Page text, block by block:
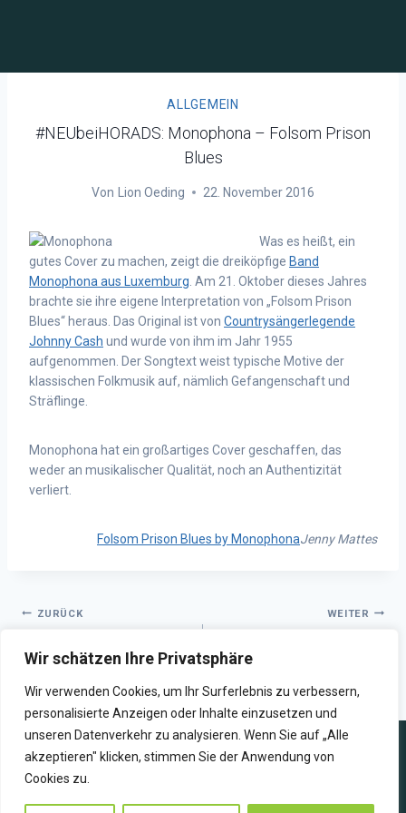
Wir schätzen Ihre Privatsphäre
Wir verwenden Cookies, um Ihr Surferlebnis zu verbessern,
personalisierte Anzeigen oder Inhalte einzusetzen und
unseren Datenverkehr zu analysieren. Wenn Sie auf „Alle
akzeptieren" klicken, stimmen Sie der Anwendung von
Cookies zu.
ALLGEMEIN
#NEUbeiHORADS: Monophona – Folsom Prison
Blues
Von Lion Oeding 22. November 2016
Was es heißt, ein
gutes Cover zu machen, zeigt die dreiköpfige Band
Monophona aus Luxemburg . Am 21. Oktober dieses Jahres
brachte sie ihre eigene Interpretation von „Folsom Prison
Blues“ heraus. Das Original ist von Countrysängerlegende
Johnny Cash und wurde von ihm im Jahr 1955
aufgenommen. Der Songtext weist typische Motive der
klassischen Folkmusik auf, nämlich Gefangenschaft und
Sträflinge.
Monophona hat ein großartiges Cover geschaffen, das
weder an musikalischer Qualität, noch an Authentizität
verliert.
Folsom Prison Blues by MonophonaJenny Mattes
ZURÜCK
Campus – ein
WEITER